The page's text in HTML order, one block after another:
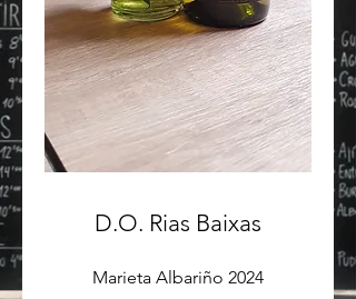
D.O. Rias Baixas
Marieta Albariño 2024